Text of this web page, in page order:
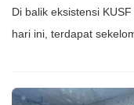
Di balik eksistensi
hari ini, terdapat